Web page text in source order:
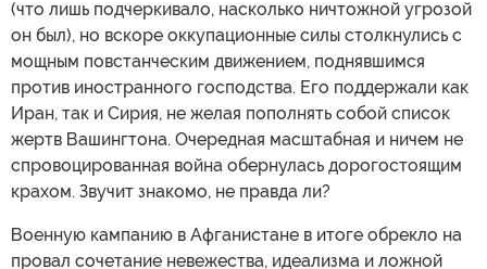
(что лишь подчеркивало, насколько ничтожной угрозой
он был), но вскоре оккупационные силы столкнулись с
мощным повстанческим движением, поднявшимся
против иностранного господства. Его поддержали как
Иран, так и Сирия, не желая пополнять собой список
жертв Вашингтона. Очередная масштабная и ничем не
спровоцированная война обернулась дорогостоящим
крахом. Звучит знакомо, не правда ли?
Военную кампанию в Афганистане в итоге обрекло на
провал сочетание невежества, идеализма и ложной